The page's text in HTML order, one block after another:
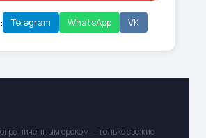
Telegram WhatsApp VK
сроком — только свежие